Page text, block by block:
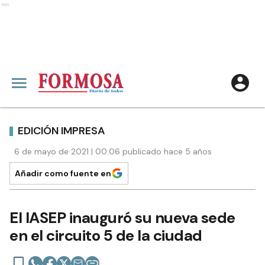
Ads
EDICIÓN IMPRESA
6 de mayo de 2021 | 00:06 publicado hace 5 años
Añadir como fuente en
El IASEP inauguró su nueva sede
en el circuito 5 de la ciudad